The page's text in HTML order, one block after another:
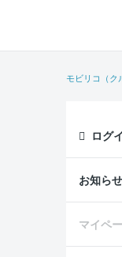
モビリコ（ク
ログ
お知らせ
マイペ